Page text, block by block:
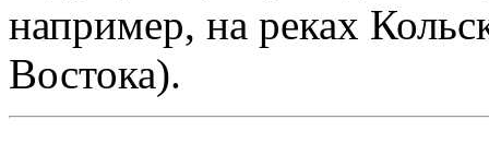
например, на реках
Востока).